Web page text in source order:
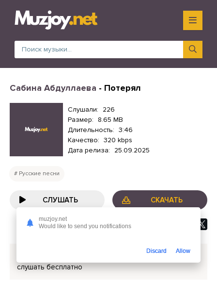
Сабина Абдуллаева - Потерял
Слушали:
226
Размер:
8.65 MB
Длительность: 3:46
Качество: 320 kbps
Дата релиза:
25.09.2025
Русские песни
СЛУШАТЬ СКАЧАТЬ
слушать бесплатно
muzjoy.net
Would like to send you notifications
Discard Allow